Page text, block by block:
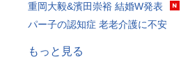
重岡大毅&濱田崇裕 結婚W発表
パー子の認知症 老老介護に不安
もっと見る